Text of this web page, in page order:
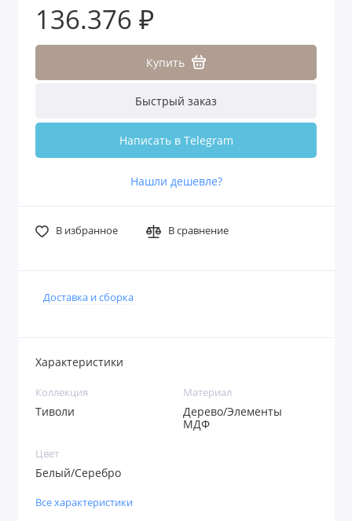
136.376 ₽
Купить
Быстрый заказ
Написать в Telegram
Нашли дешевле?
В избранное В сравнение
Доставка и сборка
Характеристики
Коллекция
Тиволи
Материал
Дерево/Элементы
МДФ
Цвет
Белый/Серебро
Все характеристики